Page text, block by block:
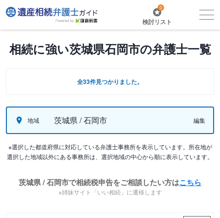
0
検討リスト
相続に強い茨城県石岡市の弁護士一覧
全33件見つかりました。
地域 茨城県 / 石岡市 編集
※選択した都道府県に対応している弁護士事務所を表示しています。所在地が
選択した地域以外にある事務所は、選択地域の中心から順に表示しています。
茨城県 / 石岡市で相続税申告をご相談したい方はこちら
※姉妹サイト「いい相続」に遷移します